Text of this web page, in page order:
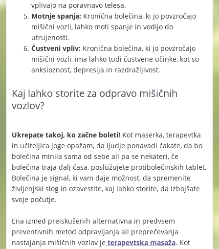
vplivajo na poravnavo telesa.
Motnje spanja: Kronična bolečina, ki jo povzročajo
mišični vozli, lahko moti spanje in vodijo do
utrujenosti.
Čustveni vpliv: Kronična bolečina, ki jo povzročajo
mišični vozli, ima lahko tudi čustvene učinke, kot so
anksioznost, depresija in razdražljivost.
Kaj lahko storite za odpravo mišičnih
vozlov?
Ukrepate takoj, ko začne boleti! Kot maserka, terapevtka
in učiteljica joge opažam, da ljudje ponavadi čakate, da bo
bolečina minila sama od sebe ali pa se nekateri, če
bolečina traja dalj časa, poslužujete protibolečinskih tablet.
Bolečina je signal, ki vam daje možnost, da spremenite
življenjski slog in ozavestite, kaj lahko storite, da izbojšate
svoje počutje.
Ena izmed preiskušenih alternativna in predvsem
preventivnih metod odpravljanja ali preprečevanja
nastajanja mišičnih vozlov je terapevtska masaža. Kot